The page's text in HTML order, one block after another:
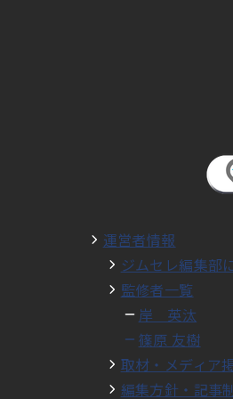
運営者情報
ジムセレ編集部
監修者一覧
岸 英汰
篠原 友樹
取材・メディア
編集方針・記事